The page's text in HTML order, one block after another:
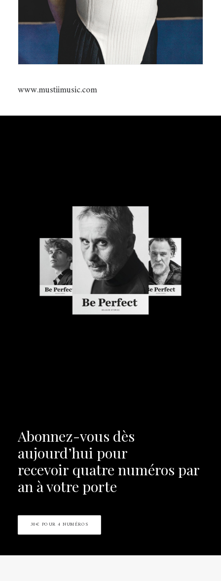
www.mustiimusic.com
Abonnez-vous dès
aujourd’hui pour
recevoir quatre numéros par
an à votre porte
30€ POUR 4 NUMÉROS